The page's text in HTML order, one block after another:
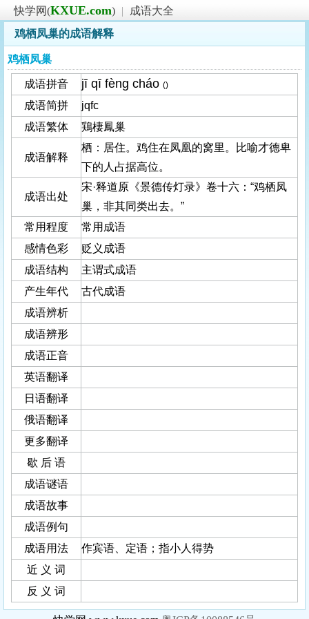
快学网(KXUE.com) |
成语大全
鸡栖凤巢的成语解释
鸡栖凤巢
成语拼音 jī qī fèng cháo ()
成语简拼
jqfc
成语繁体
鶏棲鳳巢
成语解释
栖：居住。鸡住在凤凰的窝里。比喻才德卑
下的人占据高位。
成语出处
宋·释道原《景德传灯录》卷十六：“鸡栖凤
巢，非其同类出去。”
常用程度
常用成语
感情色彩
贬义成语
成语结构
主谓式成语
产生年代
古代成语
成语辨析
成语辨形
成语正音
英语翻译
日语翻译
俄语翻译
更多翻译
歇 后 语
成语谜语
成语故事
成语例句
成语用法
作宾语、定语；指小人得势
近 义 词
反 义 词